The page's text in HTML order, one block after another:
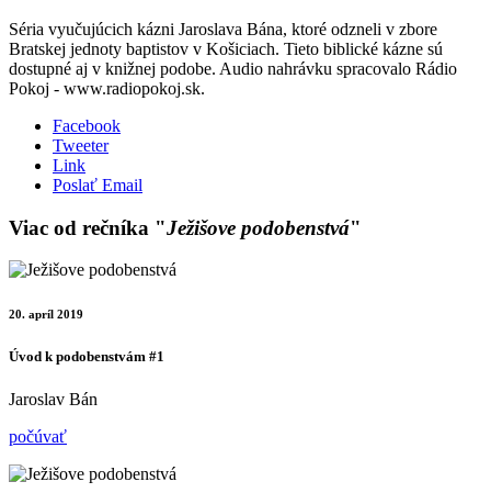
Séria vyučujúcich kázni Jaroslava Bána, ktoré odzneli v zbore
Bratskej jednoty baptistov v Košiciach. Tieto biblické kázne sú
dostupné aj v knižnej podobe. Audio nahrávku spracovalo Rádio
Pokoj - www.radiopokoj.sk.
Facebook
Tweeter
Link
Poslať Email
Viac od rečníka "Ježišove podobenstvá"
20. apríl 2019
Úvod k podobenstvám #1
Jaroslav Bán
počúvať